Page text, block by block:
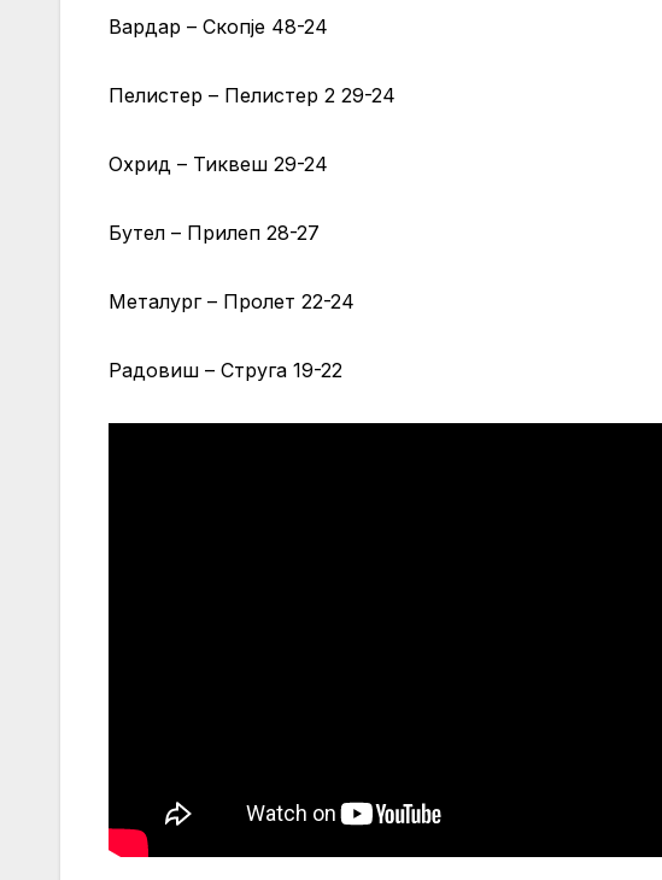
Вардар – Скопје 48-24
Пелистер – Пелистер 2 29-24
Охрид – Тиквеш 29-24
Бутел – Прилеп 28-27
Металург – Пролет 22-24
Радовиш – Струга 19-22